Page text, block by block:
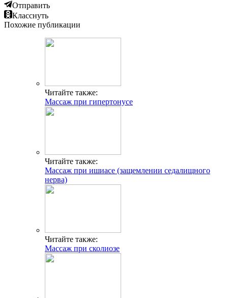
Отправить
Класснуть
Похожие публикации
Читайте также:
Массаж при гипертонусе
Читайте также:
Массаж при ишиасе (защемлении седалищного
нерва)
Читайте также:
Массаж при сколиозе